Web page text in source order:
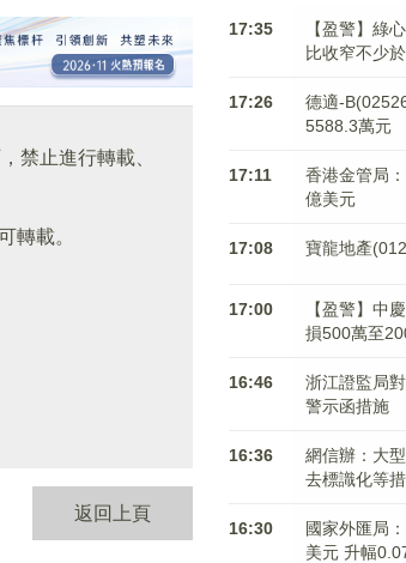
禁止進行轉載、
轉載。
返回上頁
17:35
【盈警】綠
比收窄不少
17:26
德適-
5588.3萬元
17:11
香港金管局
億美元
17:08 寶龍地產
17:00
【盈警】中
損500萬至
16:46
浙江證監局
警示函措施
16:36
網信辦：大
去標識化等
16:30
國家外匯局
美元 升幅